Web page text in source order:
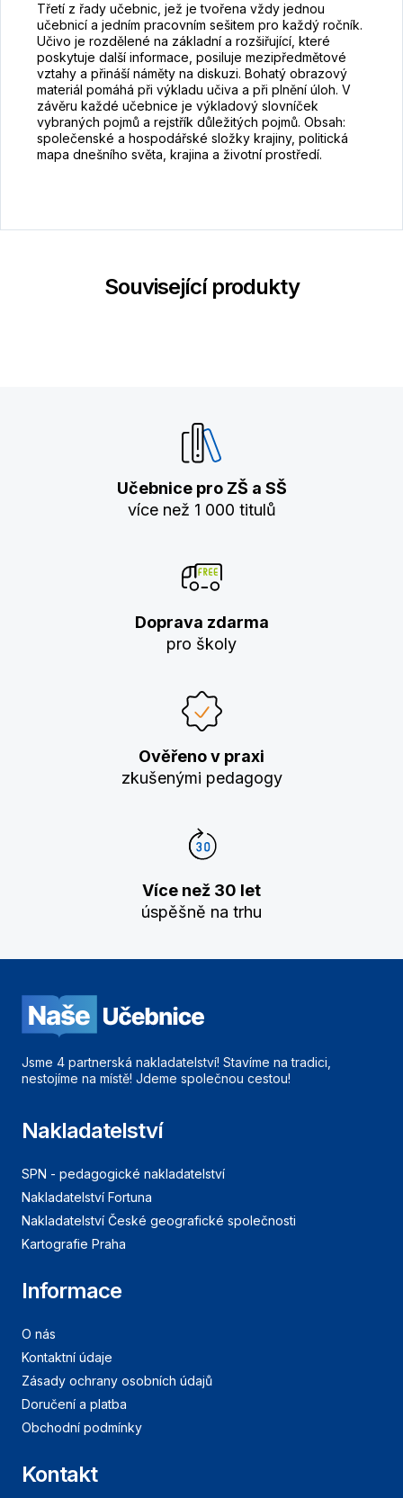
Třetí z řady učebnic, jež je tvořena vždy jednou
učebnicí a jedním pracovním sešitem pro každý ročník.
Učivo je rozdělené na základní a rozšiřující, které
poskytuje další informace, posiluje mezipředmětové
vztahy a přináší náměty na diskuzi. Bohatý obrazový
materiál pomáhá při výkladu učiva a při plnění úloh. V
závěru každé učebnice je výkladový slovníček
vybraných pojmů a rejstřík důležitých pojmů. Obsah:
společenské a hospodářské složky krajiny, politická
mapa dnešního světa, krajina a životní prostředí.
Související produkty
Učebnice pro ZŠ a SŠ
více než 1 000 titulů
Doprava zdarma
pro školy
Ověřeno v praxi
zkušenými pedagogy
Více než 30 let
úspěšně na trhu
Jsme 4 partnerská nakladatelství! Stavíme na tradici,
nestojíme na místě! Jdeme společnou cestou!
Nakladatelství
SPN - pedagogické nakladatelství
Nakladatelství Fortuna
Nakladatelství České geografické společnosti
Kartografie Praha
Informace
O nás
Kontaktní údaje
Zásady ochrany osobních údajů
Doručení a platba
Obchodní podmínky
Kontakt